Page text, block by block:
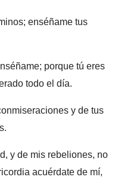
enséñame tus
porque tú eres
todo el día.
y de tus
y de mis rebeliones, no
acuérdate de mí,